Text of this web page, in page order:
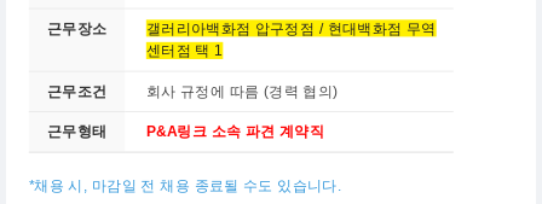
근무장소
갤러리아백화점 압구정점 / 현대백화점 무역
센터점 택 1
근무조건 회사 규정에 따름 (경력 협의)
근무형태 P&A링크 소속 파견 계약직
*채용 시, 마감일 전 채용 종료될 수도 있습니다.